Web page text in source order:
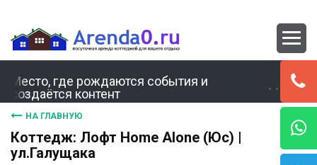
Место, где рождаются события и
создаётся контент
НА ГЛАВНУЮ
Коттедж: Лофт Home Alone (Юс) |
ул.Галущака